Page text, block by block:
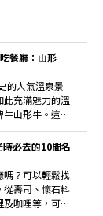
餐廳：山形
的人氣溫泉景
充滿魅力的溫
山形牛。這裡
，能盡情享用
與極佳口感。
必去的10間名
嗎？可以輕鬆找
從壽司、懷石料
咖哩等，可以